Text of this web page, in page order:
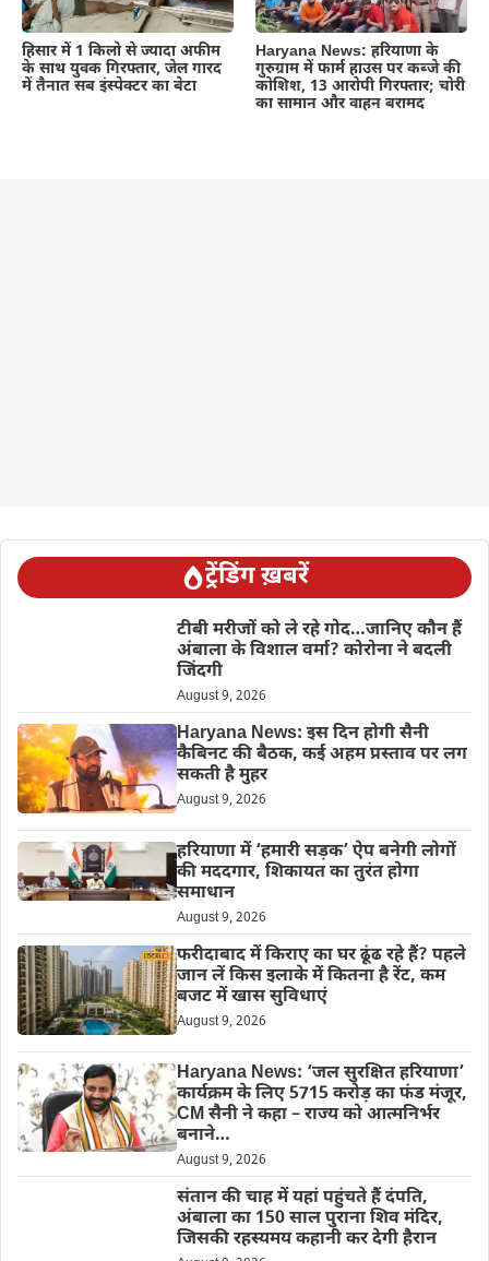
हिसार में 1 किलो से ज्यादा अफीम
के साथ युवक गिरफ्तार, जेल गारद
में तैनात सब इंस्पेक्टर का बेटा
Haryana News: हरियाणा के
गुरुग्राम में फार्म हाउस पर कब्जे की
कोशिश, 13 आरोपी गिरफ्तार; चोरी
का सामान और वाहन बरामद
ट्रेंडिंग ख़बरें
टीबी मरीजों को ले रहे गोद…जानिए कौन हैं
अंबाला के विशाल वर्मा? कोरोना ने बदली
जिंदगी
August 9, 2026
Haryana News: इस दिन होगी सैनी
कैबिनट की बैठक, कई अहम प्रस्ताव पर लग
सकती है मुहर
August 9, 2026
हरियाणा में ‘हमारी सड़क’ ऐप बनेगी लोगों
की मददगार, शिकायत का तुरंत होगा
समाधान
August 9, 2026
फरीदाबाद में किराए का घर ढूंढ रहे हैं? पहले
जान लें किस इलाके में कितना है रेंट, कम
बजट में खास सुविधाएं
August 9, 2026
Haryana News: ‘जल सुरक्षित हरियाणा’
कार्यक्रम के लिए 5715 करोड़ का फंड मंजूर,
CM सैनी ने कहा – राज्य को आत्मनिर्भर
बनाने…
August 9, 2026
संतान की चाह में यहां पहुंचते हैं दंपति,
अंबाला का 150 साल पुराना शिव मंदिर,
जिसकी रहस्यमय कहानी कर देगी हैरान